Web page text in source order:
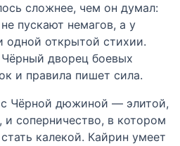
сложнее, чем он думал:
пускают немагов, а у
одной открытой стихии.
дворец боевых
и правила пишет сила.
Чёрной дюжиной — элитой,
и соперничество, в котором
калекой. Кайрин умеет